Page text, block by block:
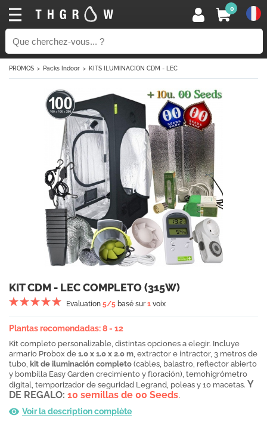
0
PROMOS Packs Indoor KITS ILUMINACION CDM - LEC
KIT CDM - LEC COMPLETO (315W)
Evaluation 5/5 basé sur1 voix
Plantas recomendadas: 8 - 12
Kit completo personalizable, distintas opciones a elegir. Incluye
armario Probox de 1.0 x 1.0 x 2.0 m, extractor e intractor, 3 metros de
tubo, kit de iluminación completo (cables, balastro, reflector abierto
y bombilla Easy Garden crecimiento y floración), temohigrómetro
digital, temporizador de seguridad Legrand, poleas y 10 macetas. Y
DE REGALO: 10 semillas de 00 Seeds.
Voir la description complète